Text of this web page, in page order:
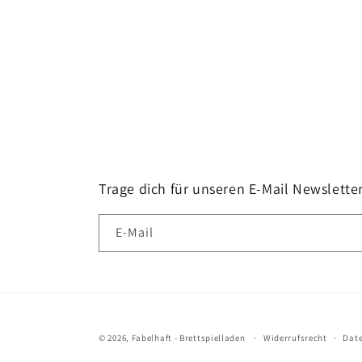
Trage dich für unseren E-Mail
E-Mail
© 2026, Fabelhaft - Brettspielladen Widerrufsrecht